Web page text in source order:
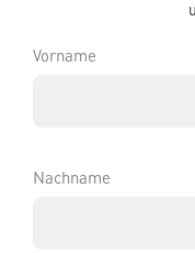
Vorname
Nachname